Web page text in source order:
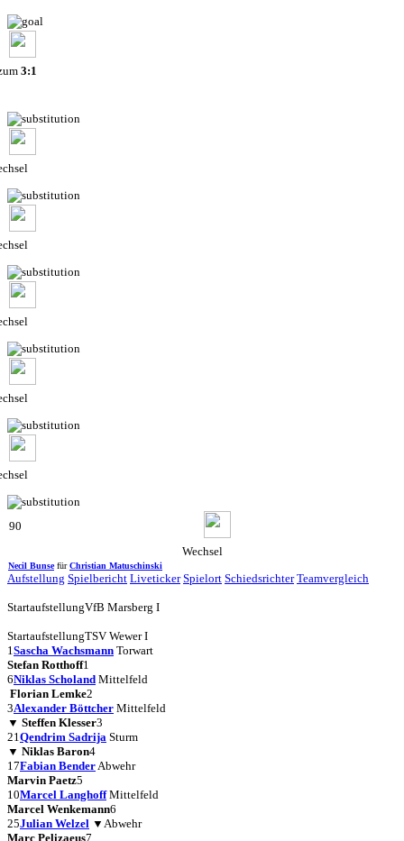
3:1
90
Wechsel
Necil BunsefürChristian Matuschinski
Aufstellung Spielbericht Liveticker Spielort Schiedsrichter Teamvergleich
StartaufstellungVfB Marsberg I
StartaufstellungTSV Wewer I
1Sascha Wachsmann Torwart
Stefan Rotthoff1
6Niklas Scholand Mittelfeld
Florian Lemke2
3Alexander Böttcher Mittelfeld
▼ Steffen Klesser3
21Qendrim Sadrija Sturm
▼ Niklas Baron4
17Fabian BenderAbwehr
Marvin Paetz5
10Marcel Langhoff Mittelfeld
Marcel Wenkemann6
25Julian Welzel ▼ Abwehr
Marc Pelizaeus7